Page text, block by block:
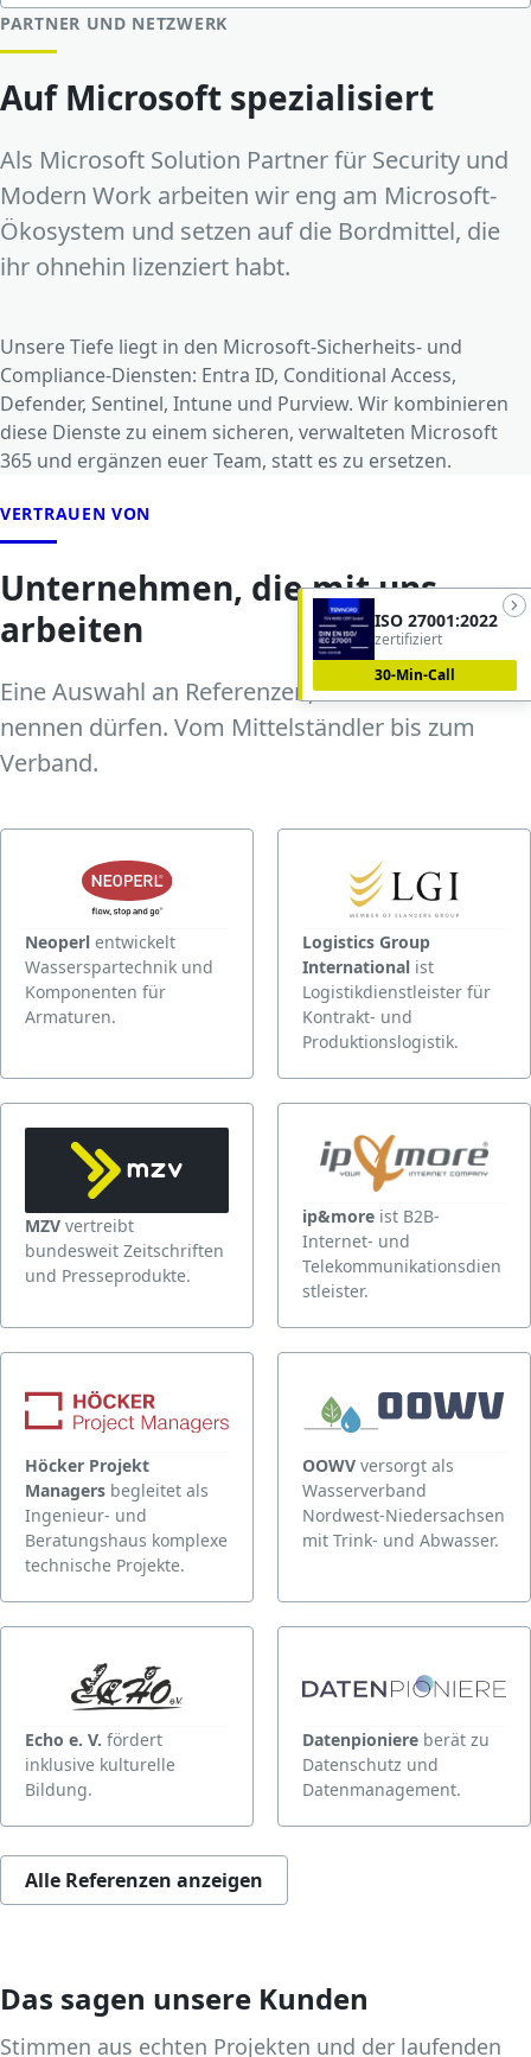
PARTNER UND NETZWERK
Auf Microsoft spezialisiert
Als Microsoft Solution Partner für Security und
Modern Work arbeiten wir eng am Microsoft-
Ökosystem und setzen auf die Bordmittel, die
ihr ohnehin lizenziert habt.
Unsere Tiefe liegt in den Microsoft-Sicherheits- und
Compliance-Diensten: Entra ID, Conditional Access,
Defender, Sentinel, Intune und Purview. Wir kombinieren
diese Dienste zu einem sicheren, verwalteten Microsoft
365 und ergänzen euer Team, statt es zu ersetzen.
VERTRAUEN VON
Unternehmen, die mit uns
arbeiten
Eine Auswahl an Referenzen, die wir öffentlich
nennen dürfen. Vom Mittelständler bis zum
Verband.
Neoperl entwickelt
Wasserspartechnik und
Komponenten für
Armaturen.
Logistics Group
International ist
Logistikdienstleister für
Kontrakt- und
Produktionslogistik.
MZV vertreibt
bundesweit Zeitschriften
und Presseprodukte.
ip&more ist B2B-
Internet- und
Telekommunikationsdien
stleister.
Höcker Projekt
Managers begleitet als
Ingenieur- und
Beratungshaus komplexe
technische Projekte.
OOWV versorgt als
Wasserverband
Nordwest-Niedersachsen
mit Trink- und Abwasser.
Echo e. V. fördert
inklusive kulturelle
Bildung.
Datenpioniere berät zu
Datenschutz und
Datenmanagement.
europaweit Tank- und
Ladekarten sowie
Lösungen für Maut und
Software für die
Prozessindustrie.
Alle Referenzen anzeigen
Das sagen unsere Kunden
Stimmen aus echten Projekten und der laufenden
ISO 27001:2022
zertifiziert
30-Min-Call